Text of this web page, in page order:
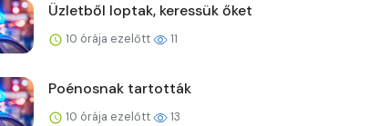
Üzletből loptak, keressük őket
10 órája ezelőtt 11
Poénosnak tartották
10 órája ezelőtt 13